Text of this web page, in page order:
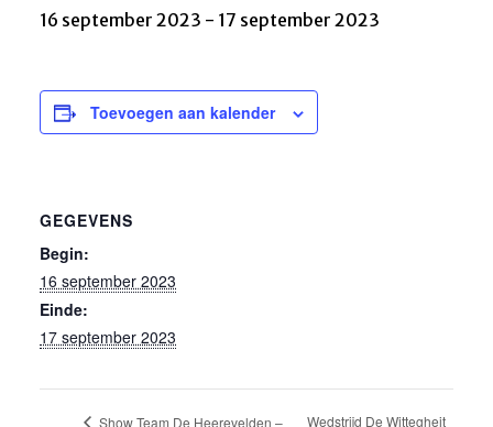
16 september 2023 - 17 september 2023
Toevoegen aan kalender
GEGEVENS
Begin:
16 september 2023
Einde:
17 september 2023
Show Team De Heerevelden – Wedstrijd De Wittegheit